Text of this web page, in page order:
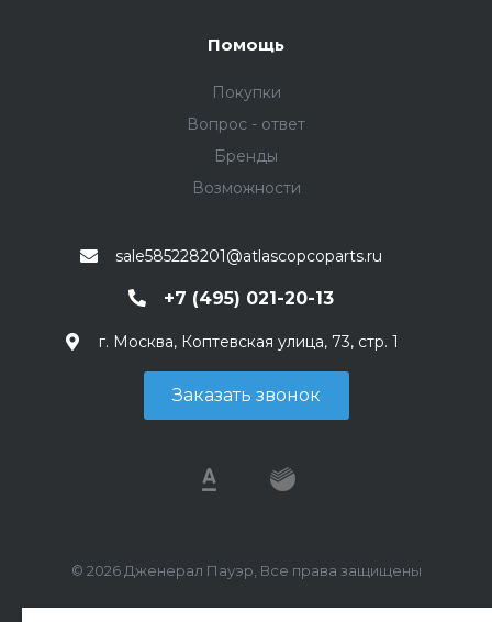
Помощь
Покупки
Вопрос - ответ
Бренды
Возможности
sale585228201@atlascopcoparts.ru
+7 (495) 021-20-13
г. Москва, Коптевская улица, 73, стр. 1
Заказать звонок
© 2026 Дженерал Пауэр, Все права защищены